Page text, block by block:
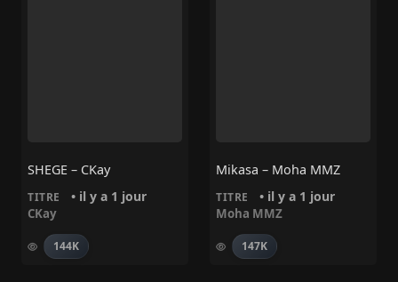
SHEGE – CKay
TITRE • il y a 1 jour
CKay
144K
Mikasa – Moha MMZ
TITRE • il y a 1 jour
Moha MMZ
147K